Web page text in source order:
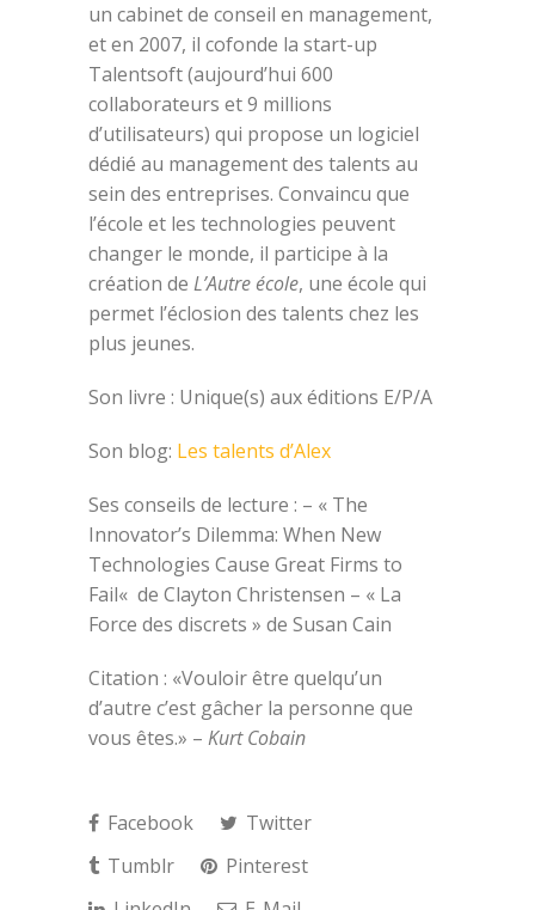
un cabinet de conseil en management,
et en 2007, il cofonde la start-up
Talentsoft (aujourd’hui 600
collaborateurs et 9 millions
d’utilisateurs) qui propose un logiciel
dédié au management des talents au
sein des entreprises. Convaincu que
l’école et les technologies peuvent
changer le monde, il participe à la
création de L’Autre école, une école qui
permet l’éclosion des talents chez les
plus jeunes.
Son livre : Unique(s) aux éditions E/P/A
Son blog: Les talents d’Alex
Ses conseils de lecture : – « The
Innovator’s Dilemma: When New
Technologies Cause Great Firms to
Fail« de Clayton Christensen – « La
Force des discrets » de Susan Cain
Citation : «Vouloir être quelqu’un
d’autre c’est gâcher la personne que
vous êtes.» – Kurt Cobain
Facebook
Twitter
Tumblr
Pinterest